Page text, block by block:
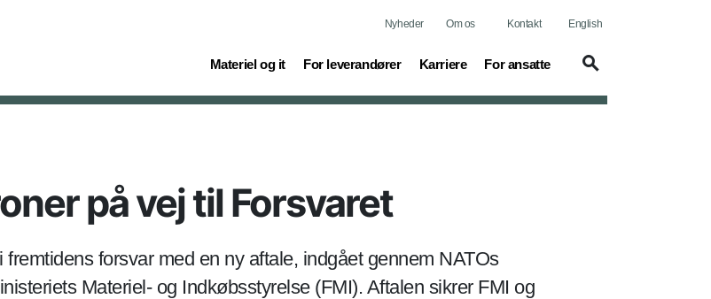
Nyheder Om os Kontakt English
Materiel og it
(current) For leverandører
(current) Karriere
(current) For ansatte
på vej til Forsvaret
forsvar med en ny aftale, indgået gennem NATOs
Materiel- og Indkøbsstyrelse (FMI). Aftalen sikrer FMI og